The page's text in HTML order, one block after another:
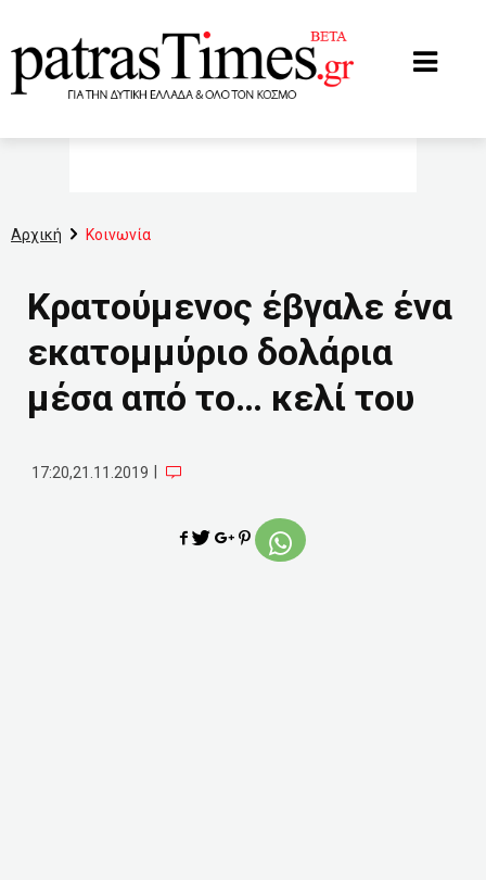
Αρχική Κοινωνία
Κρατούμενος έβγαλε ένα
εκατομμύριο δολάρια
μέσα από το… κελί του
17:20,21.11.2019